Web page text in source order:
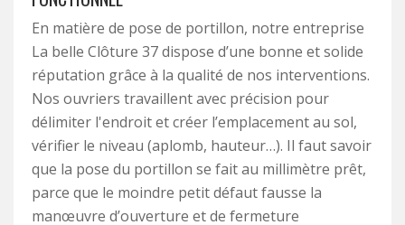
En matière de pose de portillon, notre entreprise
La belle Clôture 37 dispose d’une bonne et solide
réputation grâce à la qualité de nos interventions.
Nos ouvriers travaillent avec précision pour
délimiter l'endroit et créer l’emplacement au sol,
vérifier le niveau (aplomb, hauteur…). Il faut savoir
que la pose du portillon se fait au millimètre prêt,
parce que le moindre petit défaut fausse la
manœuvre d’ouverture et de fermeture